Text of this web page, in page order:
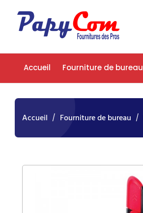
Accueil Fourniture de bureau
Accueil Fourniture de bureau